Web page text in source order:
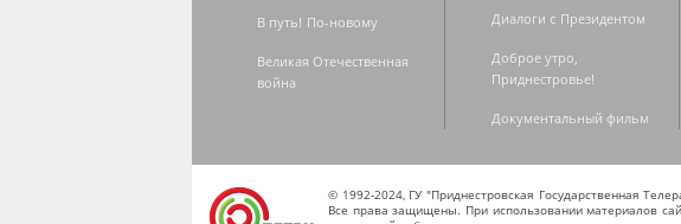
В путь! По-новому
Великая Отечественная
война
Диалоги с Президентом
Доброе утро,
Приднестровье!
Документальный фильм
© 1992-2024, ГУ "Приднестровская Государственная
Все права защищены. При использовании материалов